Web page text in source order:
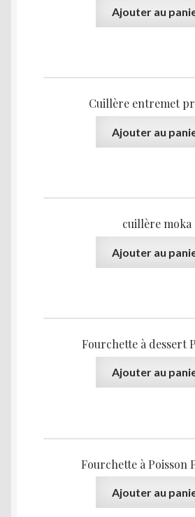
Ajouter au
Cuillère entremet
Ajouter au
cuillère moka
Ajouter au
Fourchette à dessert
Ajouter au
Fourchette à Poisson
Ajouter au